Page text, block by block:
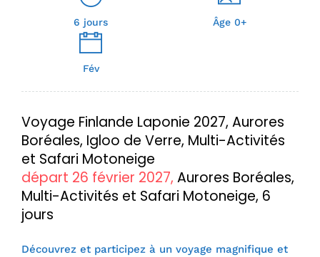
6 jours Âge 0+
Fév
Voyage Finlande Laponie 2027, Aurores
Boréales, Igloo de Verre, Multi-Activités
et Safari Motoneige
départ 26 février 2027, Aurores Boréales,
Multi-Activités et Safari Motoneige, 6
jours
Découvrez et participez à un voyage magnifique et